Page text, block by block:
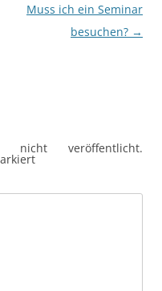
Muss ich ein Seminar
besuchen? →
nicht veröffentlicht.